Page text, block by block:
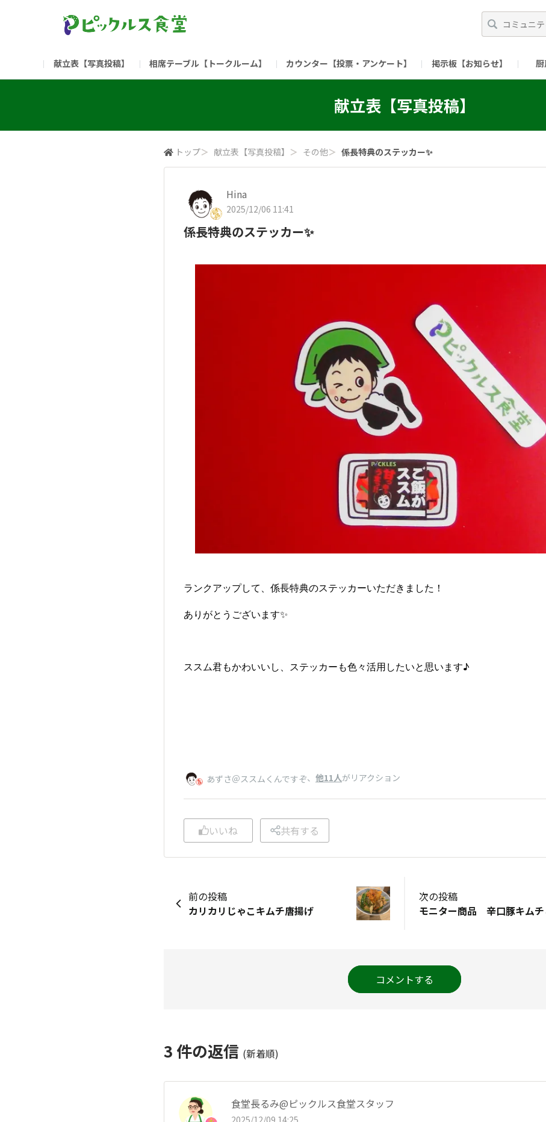
献立表【写真投稿】 相席テーブル【トークルーム】 カウンター【投票・アンケート】 掲示板【お知らせ】 厨
（リンク）ご飯がススム ブランドサイト （リンク）ピックルスコーポレーションHP （リンク）ピ
献立表【写真投稿】
トップ＞ 献立表【写真投稿】 ＞ その他＞ 係長特典のステッカー✨
Hina
2025/12/06 11:41
係長特典のステッカー✨
ランクアップして、係長特典のステッカーいただきました！
ありがとうございます✨
ススム君もかわいいし、ステッカーも色々活用したいと思います♪
あずさ＠ススムくんですぞ、 他11人がリアクション
いいね 共有する
前の投稿
カリカリじゃこキムチ唐揚げ
次の投稿
コメントする
3 件の返信 (新着順)
食堂長るみ@ピックルス食堂スタッフ
2025/12/09 14:25